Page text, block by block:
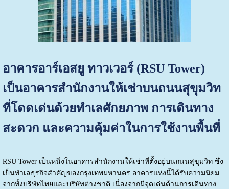
อาคารอาร์เอสยู ทาวเวอร์ (RSU Tower)
เป็นอาคารสำนักงานให้เช่าบนถนนสุขุมวิท
ที่โดดเด่นด้วยทำเลศักยภาพ การเดินทาง
สะดวก และความคุ้มค่าในการใช้งานพื้นที่
RSU Towerเป็นหนึ่งในอาคารสำนักงานให้เช่าที่ตั้งอยู่บนถนนสุขุมวิท ซึ่ง
เป็นทำเลธุรกิจสำคัญของกรุงเทพมหานคร อาคารแห่งนี้ได้รับความนิยม
จากทั้งบริษัทไทยและบริษัทต่างชาติ เนื่องจากมีจุดเด่นด้านการเดินทาง